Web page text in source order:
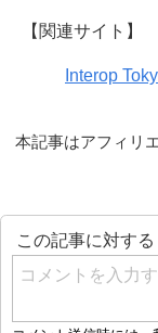
【関連サイト】
Interop
本記事はアフィリ